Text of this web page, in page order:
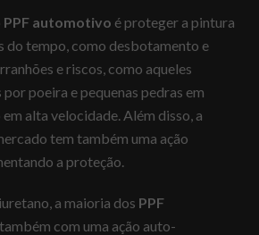
PPF automotivo é proteger a pintura
do tempo, como desbotamento e
e riscos, como aqueles
poeira e pequenas pedras em
alta velocidade. Além disso, a
tem também uma ação
a proteção.
a maioria dos PPF
com uma ação auto-